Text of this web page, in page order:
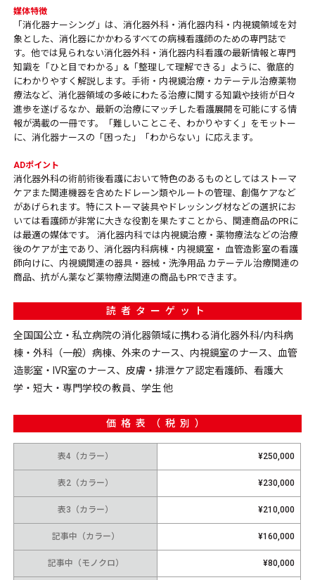
媒体特徴
「消化器ナーシング」は、消化器外科・消化器内科・内視鏡領域を対
象とした、消化器にかかわるすべての病棟看護師のための専門誌で
す。他では見られない消化器外科・消化器内科看護の最新情報と専門
知識を「ひと目でわかる」&「整理して理解できる」ように、徹底的
にわかりやすく解説します。手術・内視鏡治療・カテーテル治療薬物
療法など、消化器領域の多岐にわたる治療に関する知識や技術が日々
進歩を遂げるなか、最新の治療にマッチした看護展開を可能にする情
報が満載の一冊です。「難しいことこそ、わかりやすく」をモットー
に、消化器ナースの「困った」「わからない」に応えます。
ADポイント
消化器外科の術前術後看護において特色のあるものとしてはストーマ
ケアまた関連機器を含めたドレーン類やルートの管理、創傷ケアなど
があげられます。特にストーマ装具やドレッシング材などの選択にお
いては看護師が非常に大きな役割を果たすことから、関連商品のPRに
は最適の媒体です。 消化器内科では内視鏡治療・薬物療法などの治療
後のケアが主であり、消化器内科病棟・内視鏡室・ 血管造影室の看護
師向けに、内視鏡関連の器具・器械・洗浄用品 カテーテル治療関連の
商品、抗がん薬など薬物療法関連の商品もPRできます。
読者ターゲット
全国国公立・私立病院の消化器領域に携わる消化器外科/内科病
棟・外科（一般）病棟、外来のナース、内視鏡室のナース、血管
造影室・IVR室のナース、皮膚・排泄ケア認定看護師、看護大
学・短大・専門学校の教員、学生 他
価格表（税別）
表4（カラー） ¥250,000
表2（カラー） ¥230,000
表3（カラー） ¥210,000
記事中（カラー） ¥160,000
記事中（モノクロ） ¥80,000